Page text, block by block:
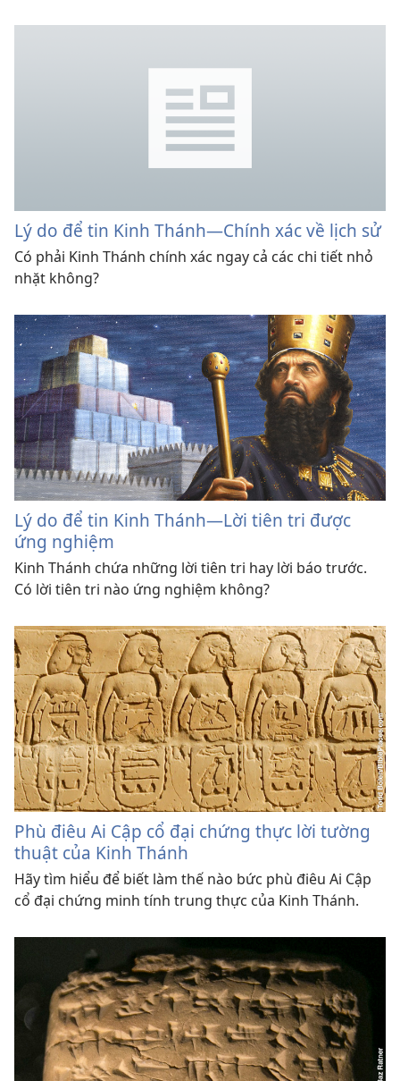
Lý do để tin Kinh Thánh—Chính xác về lịch sử
Có phải Kinh Thánh chính xác ngay cả các chi tiết nhỏ
nhặt không?
Lý do để tin Kinh Thánh—Lời tiên tri được
ứng nghiệm
Kinh Thánh chứa những lời tiên tri hay lời báo trước.
Có lời tiên tri nào ứng nghiệm không?
Phù điêu Ai Cập cổ đại chứng thực lời tường
thuật của Kinh Thánh
Hãy tìm hiểu để biết làm thế nào bức phù điêu Ai Cập
cổ đại chứng minh tính trung thực của Kinh Thánh.